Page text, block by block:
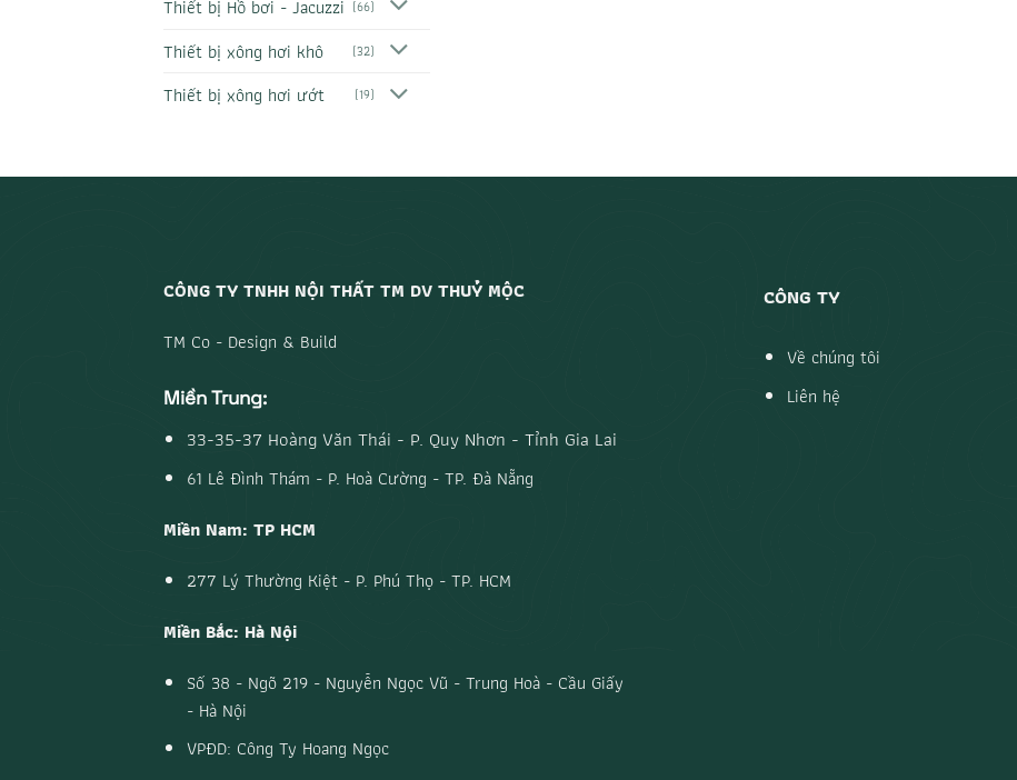
Thiết bị Hồ bơi - Jacuzzi (66)
Thiết bị xông hơi khô (32)
Thiết bị xông hơi ướt (19)
CÔNG TY TNHH NỘI THẤT TM DV THUỶ MỘC
TM Co - Design & Build
Miền Trung:
33-35-37 Hoàng Văn Thái - P. Quy Nhơn - Tỉnh Gia Lai
61 Lê Đình Thám - P. Hoà Cường - TP. Đà Nẵng
Miền Nam: TP HCM
277 Lý Thường Kiệt - P. Phú Thọ - TP. HCM
Miền Bắc: Hà Nội
Số 38 - Ngõ 219 - Nguyễn Ngọc Vũ - Trung Hoà - Cầu Giấy
- Hà Nội
VPĐD: Công Ty Hoang Ngọc
CÔNG TY
Về chúng tôi
Liên hệ